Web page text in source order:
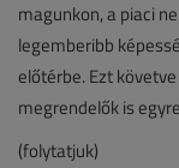
magunkon, a piaci
legemberibb
előtérbe. Ezt
megrendelők is
(folytatjuk)